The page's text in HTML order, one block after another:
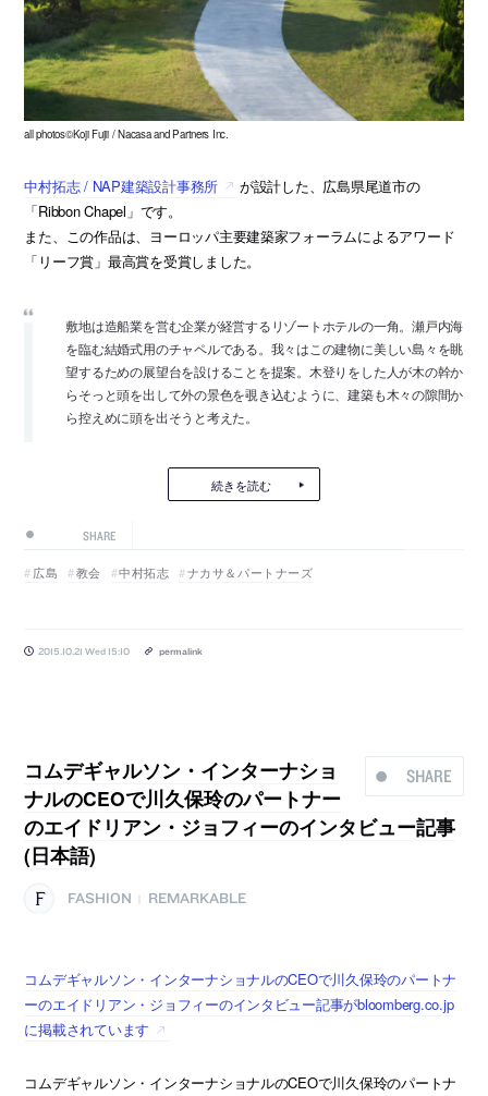
all photos©Koji Fujii / Nacasa and Partners Inc.
中村拓志 / NAP建築設計事務所
が設計した、広島県尾道市の
「Ribbon Chapel」です。
また、この作品は、ヨーロッパ主要建築家フォーラムによるアワード
「リーフ賞」最高賞を受賞しました。
敷地は造船業を営む企業が経営するリゾートホテルの一角。瀬戸内海
を臨む結婚式用のチャペルである。我々はこの建物に美しい島々を眺
望するための展望台を設けることを提案。木登りをした人が木の幹か
らそっと頭を出して外の景色を覗き込むように、建築も木々の隙間か
ら控えめに頭を出そうと考えた。
続きを読む
SHARE
広島 教会 中村拓志 ナカサ＆パートナーズ
2015.10.21 Wed 15:10 permalink
SHARE
コムデギャルソン・インターナショ
ナルのCEOで川久保玲のパートナー
のエイドリアン・ジョフィーのインタビュー記事
(日本語)
FASHION REMARKABLE
コムデギャルソン・インターナショナルのCEOで川久保玲のパートナ
ーのエイドリアン・ジョフィーのインタビュー記事がbloomberg.co.jp
に掲載されています
コムデギャルソン・インターナショナルのCEOで川久保玲のパートナ